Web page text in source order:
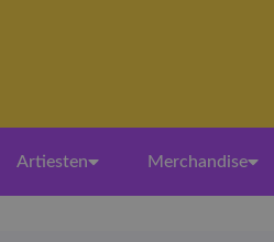
Artiesten Merchandise